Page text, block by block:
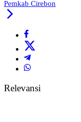
Pemkab Cirebon
Relevansi